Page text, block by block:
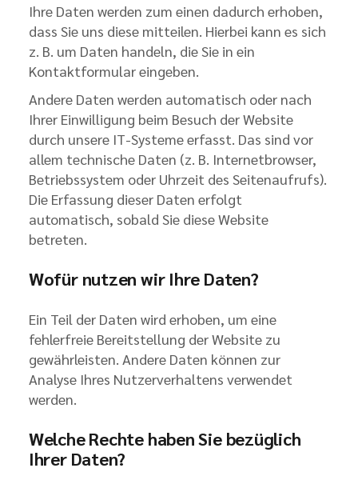
Ihre Daten werden zum einen dadurch erhoben,
dass Sie uns diese mitteilen. Hierbei kann es sich
z. B. um Daten handeln, die Sie in ein
Kontaktformular eingeben.
Andere Daten werden automatisch oder nach
Ihrer Einwilligung beim Besuch der Website
durch unsere IT-Systeme erfasst. Das sind vor
allem technische Daten (z. B. Internetbrowser,
Betriebssystem oder Uhrzeit des Seitenaufrufs).
Die Erfassung dieser Daten erfolgt
automatisch, sobald Sie diese Website
betreten.
Wofür nutzen wir Ihre Daten?
Ein Teil der Daten wird erhoben, um eine
fehlerfreie Bereitstellung der Website zu
gewährleisten. Andere Daten können zur
Analyse Ihres Nutzerverhaltens verwendet
werden.
Welche Rechte haben Sie bezüglich
Ihrer Daten?